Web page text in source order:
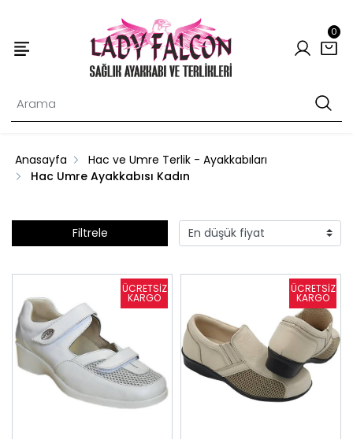
0
Anasayfa
Hac ve Umre Terlik - Ayakkabıları
Hac Umre Ayakkabısı Kadın
Filtrele